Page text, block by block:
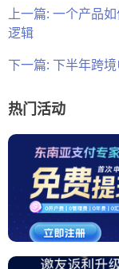
上一篇: 一个产品
逻辑
下一篇: 下半年跨
热门活动